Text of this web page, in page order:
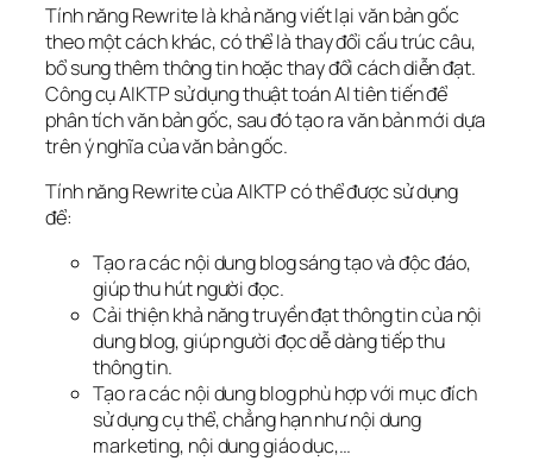
Tính năng Rewrite là khả năng viết lại văn bản gốc
theo một cách khác, có thể là thay đổi cấu trúc câu,
bổ sung thêm thông tin hoặc thay đổi cách diễn đạt.
Công cụ AIKTP sử dụng thuật toán AI tiên tiến để
phân tích văn bản gốc, sau đó tạo ra văn bản mới dựa
trên ý nghĩa của văn bản gốc.
Tính năng Rewrite của AIKTP có thể được sử dụng
để:
Tạo ra các nội dung blog sáng tạo và độc đáo,
giúp thu hút người đọc.
Cải thiện khả năng truyền đạt thông tin của nội
dung blog, giúp người đọc dễ dàng tiếp thu
thông tin.
Tạo ra các nội dung blog phù hợp với mục đích
sử dụng cụ thể, chẳng hạn như nội dung
marketing, nội dung giáo dục,…